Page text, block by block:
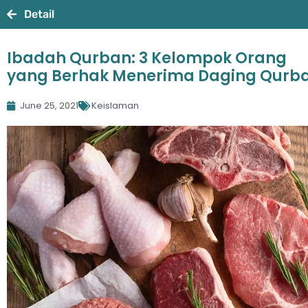
Detail
Ibadah Qurban: 3 Kelompok Orang
yang Berhak Menerima Daging
June 25, 2021 Keislaman